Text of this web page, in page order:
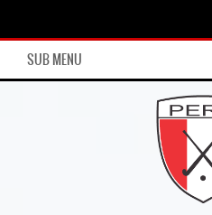
SUB MENU